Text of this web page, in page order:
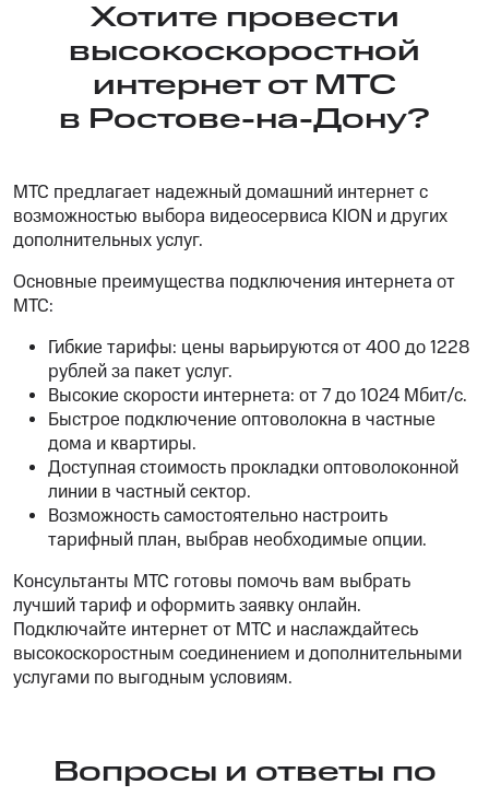
Хотите провести
высокоскоростной
интернет от МТС
в Ростове-на-Дону?
МТС предлагает надежный домашний интернет с
возможностью выбора видеосервиса KION и других
дополнительных услуг.
Основные преимущества подключения интернета от
МТС:
Гибкие тарифы: цены варьируются от 400 до 1228
рублей за пакет услуг.
Высокие скорости интернета: от 7 до 1024 Мбит/с.
Быстрое подключение оптоволокна в частные
дома и квартиры.
Доступная стоимость прокладки оптоволоконной
линии в частный сектор.
Возможность самостоятельно настроить
тарифный план, выбрав необходимые опции.
Консультанты МТС готовы помочь вам выбрать
лучший тариф и оформить заявку онлайн.
Подключайте интернет от МТС и наслаждайтесь
высокоскоростным соединением и дополнительными
услугами по выгодным условиям.
Вопросы и ответы по